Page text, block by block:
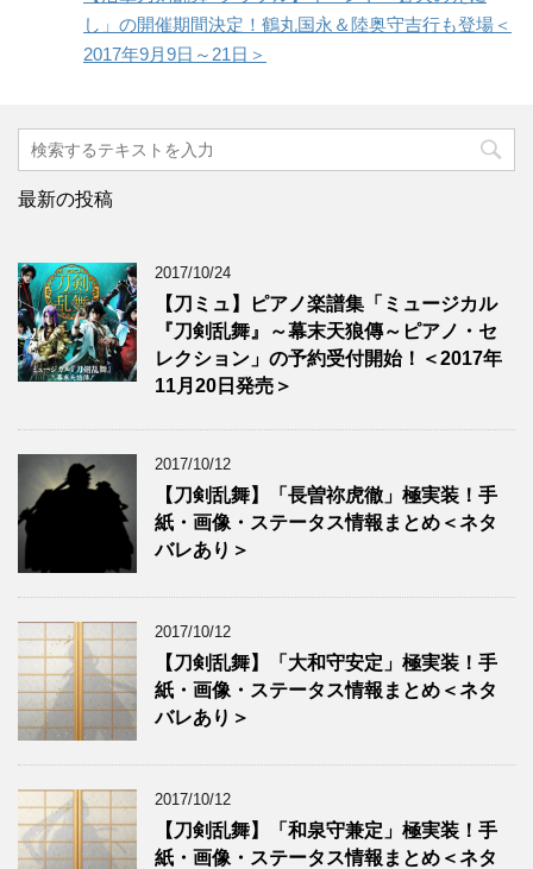
し」の開催期間決定！鶴丸国永＆陸奥守吉行も登場＜
2017年9月9日～21日＞
最新の投稿
2017/10/24
【刀ミュ】ピアノ楽譜集「ミュージカル
『刀剣乱舞』～幕末天狼傳～ピアノ・セ
レクション」の予約受付開始！＜2017年
11月20日発売＞
2017/10/12
【刀剣乱舞】「長曽祢虎徹」極実装！手
紙・画像・ステータス情報まとめ＜ネタ
バレあり＞
2017/10/12
【刀剣乱舞】「大和守安定」極実装！手
紙・画像・ステータス情報まとめ＜ネタ
バレあり＞
2017/10/12
【刀剣乱舞】「和泉守兼定」極実装！手
紙・画像・ステータス情報まとめ＜ネタ